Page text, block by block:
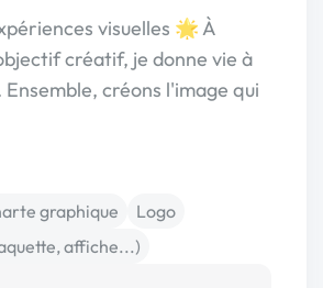
visuelles 🌟 À
créatif, je donne vie à
créons l'image qui
graphique
Logo
affiche...)